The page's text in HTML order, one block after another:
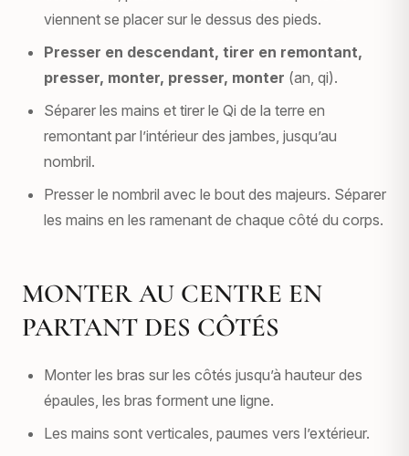
viennent se placer sur le dessus des pieds.
Presser en descendant, tirer en remontant,
presser, monter, presser, monter (an, qi).
Séparer les mains et tirer le Qi de la terre en
remontant par l’intérieur des jambes, jusqu’au
nombril.
Presser le nombril avec le bout des majeurs. Séparer
les mains en les ramenant de chaque côté du corps.
MONTER AU CENTRE EN
PARTANT DES CÔTÉS
Monter les bras sur les côtés jusqu’à hauteur des
épaules, les bras forment une ligne.
Les mains sont verticales, paumes vers l’extérieur.